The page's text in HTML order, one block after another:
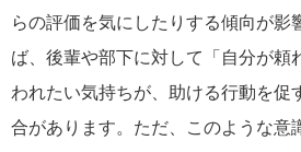
らの評価を気にしたりする傾向が影
ば、後輩や部下に対して「自分が頼
われたい気持ちが、助ける行動を促
合があります。ただ、このような意